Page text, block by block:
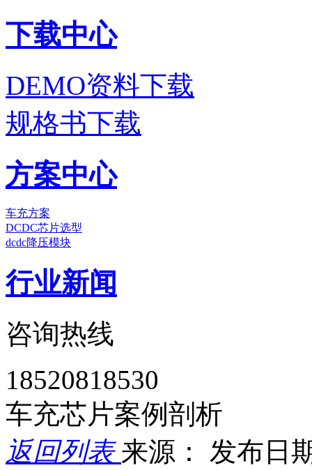
下载中心
DEMO资料下载
规格书下载
方案中心
车充方案
DCDC芯片选型
dcdc降压模块
行业新闻
咨询热线
18520818530
车充芯片案例剖析
返回列表来源： 发布日